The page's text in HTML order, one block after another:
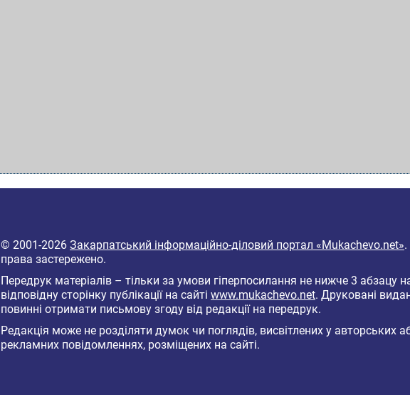
© 2001-2026 Закарпатський інформаційно-діловий портал «Mukachevo.net».
права застережено.
Передрук матеріалів – тільки за умови гіперпосилання не нижче 3 абзацу
відповідну сторінку публікації на сайті www.mukachevo.net. Друковані
повинні отримати письмову згоду від редакції на передрук.
Редакція може не розділяти думок чи поглядів, висвітлених у авторських
рекламних повідомленнях, розміщених на сайті.